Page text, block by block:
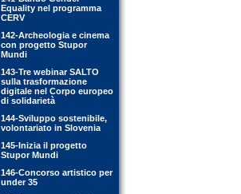
Equality nel programma
CERV
142-Archeologia e cinema
con progetto Stupor
Mundi
143-Tre webinar SALTO
sulla trasformazione
digitale nel Corpo europeo
di solidarietà
144-Sviluppo sostenibile,
volontariato in Slovenia
145-Inizia il progetto
Stupor Mundi
146-Concorso artistico per
under 35